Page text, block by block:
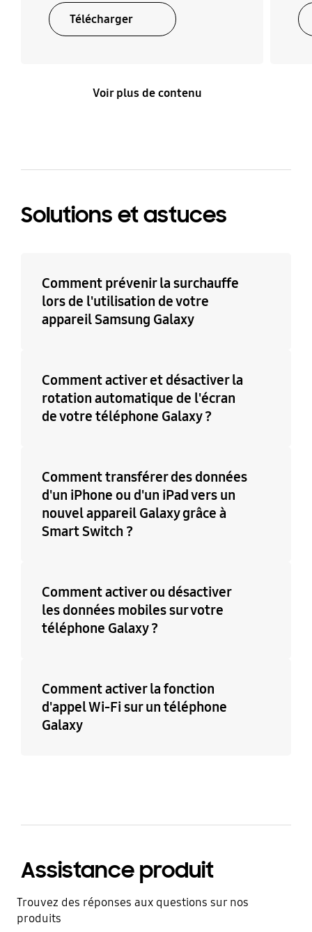
Télécharger
Voir plus de contenu
Solutions et astuces
Comment prévenir la surchauffe
lors de l'utilisation de votre
appareil Samsung Galaxy
Comment activer et désactiver la
rotation automatique de l'écran
de votre téléphone Galaxy ?
Comment transférer des données
d'un iPhone ou d'un iPad vers un
nouvel appareil Galaxy grâce à
Smart Switch ?
Comment activer ou désactiver
les données mobiles sur votre
téléphone Galaxy ?
Comment activer la fonction
d'appel Wi-Fi sur un téléphone
Galaxy
Assistance produit
Trouvez des réponses aux questions sur nos
produits